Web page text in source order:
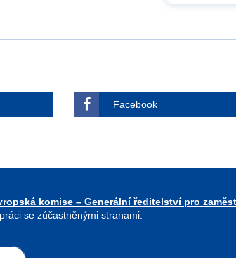
Facebook
komise – Generální ředitelství pro
se zúčastněnými stranami.